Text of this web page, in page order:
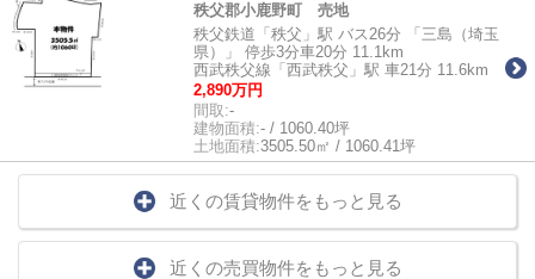
秩父郡小鹿野町 売地
秩父鉄道「秩父」駅 バス26分 「三島（埼玉
県）」 停歩3分車20分 11.1km
西武秩父線「西武秩父」駅 車21分 11.6km
2,890万円
間取:-
建物面積:- / 1060.40坪
土地面積:3505.50㎡ / 1060.41坪
近くの賃貸物件をもっと見る
近くの売買物件をもっと見る